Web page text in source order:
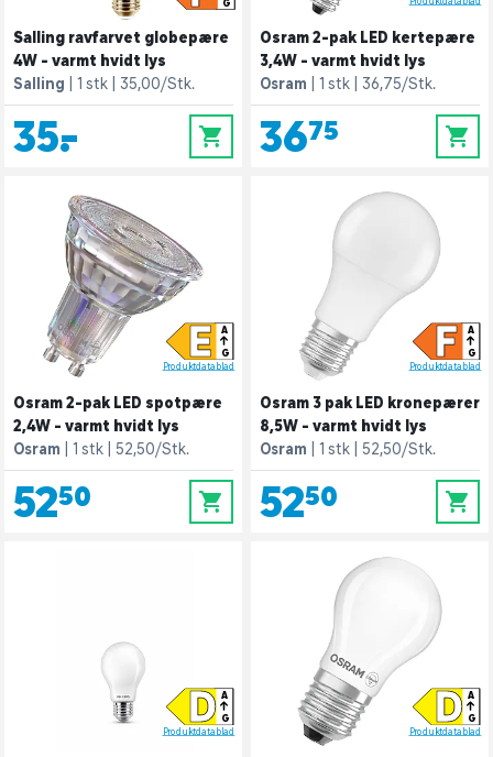
G
Salling ravfarvet globepære
4W - varmt hvidt lys
Salling
1 stk 35,00/Stk.
35,- 0
Osram 2-pak LED kertepære
3,4W - varmt hvidt lys
Osram
1 stk 36,75/Stk.
36,75 0
A
G
E
Produktdatablad
Osram 2-pak LED spotpære
2,4W - varmt hvidt lys
Osram
1 stk 52,50/Stk.
52,50 0
A
G
F
Produktdatablad
Osram 3 pak LED kronepærer
8,5W - varmt hvidt lys
Osram
1 stk 52,50/Stk.
52,50 0
A
G
D
Produktdatablad
A
G
D
Produktdatablad